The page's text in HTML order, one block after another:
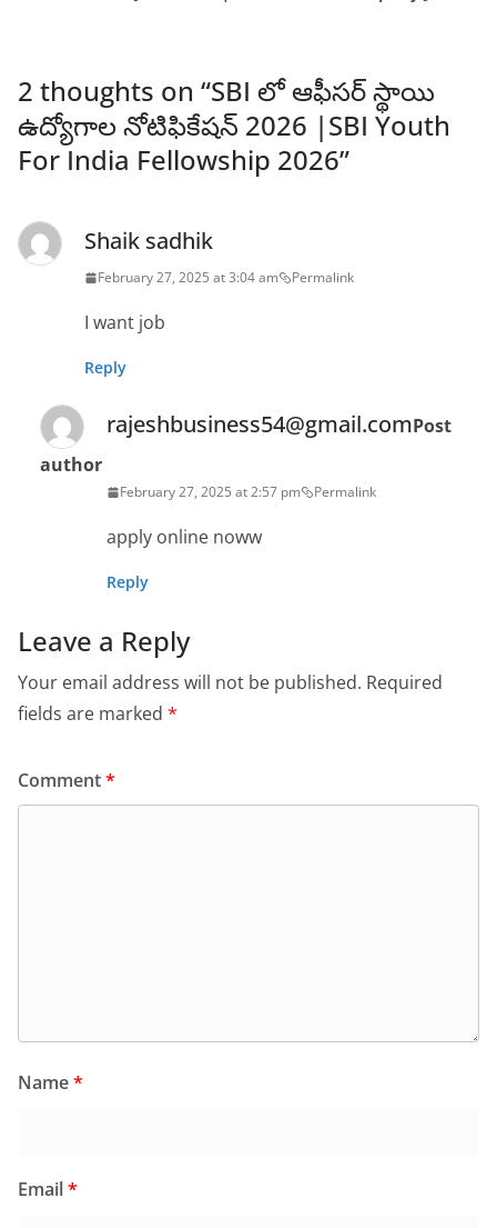
2 thoughts on “SBI లో ఆఫీసర్ స్థాయి
ఉద్యోగాల నోటిఫికేషన్ 2026 |SBI Youth
For India Fellowship 2026”
Shaik sadhik
February 27, 2025 at 3:04 am Permalink
I want job
Reply
rajeshbusiness54@gmail.comPost
author
February 27, 2025 at 2:57 pm Permalink
apply online noww
Reply
Leave a Reply
Your email address will not be published. Required
fields are marked *
Comment*
Name*
Email*